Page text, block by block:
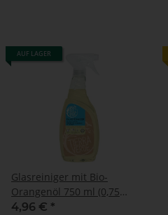
AUF LAGER
Glasreiniger mit Bio-
Orangenöl 750 ml (0,75
Liter) Flasche
4,96 € *